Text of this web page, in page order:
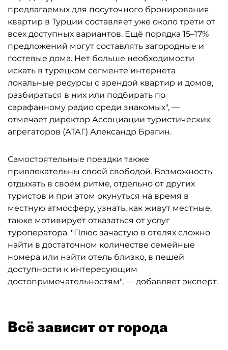
предлагаемых для посуточного бронирования
квартир в Турции составляет уже около трети от
всех доступных вариантов. Ещё порядка 15–17%
предложений могут составлять загородные и
гостевые дома. Нет больше необходимости
искать в турецком сегменте интернета
локальные ресурсы с арендой квартир и домов,
разбираться в них или подбирать по
сарафанному радио среди знакомых", —
отмечает директор Ассоциации туристических
агрегаторов (АТАГ) Александр Брагин.
Самостоятельные поездки также
привлекательны своей свободой. Возможность
отдыхать в своём ритме, отдельно от других
туристов и при этом окунуться на время в
местную атмосферу, узнать, как живут местные,
также мотивирует отказаться от услуг
туроператора. "Плюс зачастую в отелях сложно
найти в достаточном количестве семейные
номера или найти отель близко, в пешей
доступности к интересующим
достопримечательностям", — добавляет эксперт.
Всё зависит от города